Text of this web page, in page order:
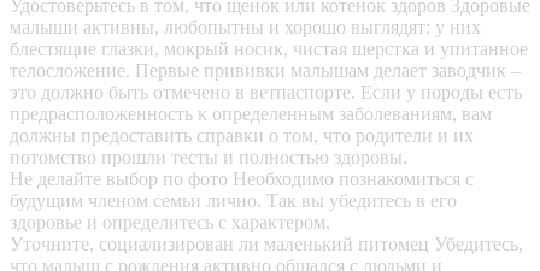
Удостоверьтесь в том, что щенок или котенок здоров Здоровые
малыши активны, любопытны и хорошо выглядят: у них
блестящие глазки, мокрый носик, чистая шерстка и упитанное
телосложение. Первые прививки малышам делает заводчик –
это должно быть отмечено в ветпаспорте. Если у породы есть
предрасположенность к определенным заболеваниям, вам
должны предоставить справки о том, что родители и их
потомство прошли тесты и полностью здоровы.
Не делайте выбор по фото Необходимо познакомиться с
будущим членом семьи лично. Так вы убедитесь в его
здоровье и определитесь с характером.
Уточните, социализирован ли маленький питомец Убедитесь,
что малыш с рождения активно общался с людьми и